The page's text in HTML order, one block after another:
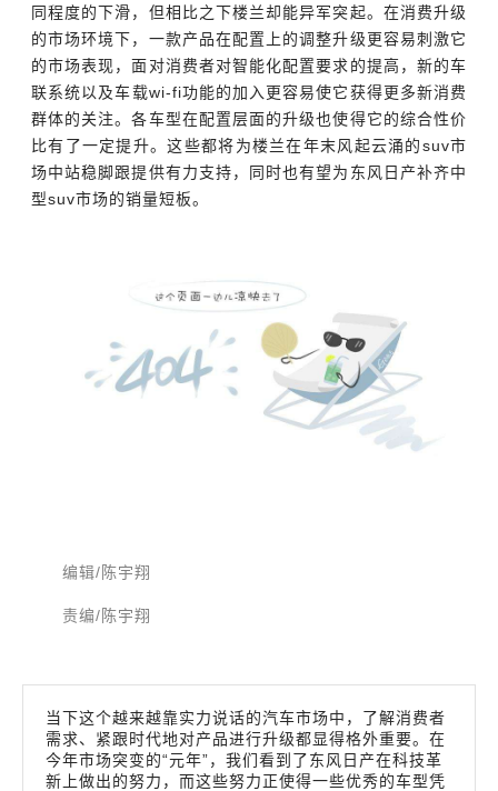
同程度的下滑，但相比之下楼兰却能异军突起。在消费升级
的市场环境下，一款产品在配置上的调整升级更容易刺激它
的市场表现，面对消费者对智能化配置要求的提高，新的车
联系统以及车载wi-fi功能的加入更容易使它获得更多新消费
群体的关注。各车型在配置层面的升级也使得它的综合性价
比有了一定提升。这些都将为楼兰在年末风起云涌的suv市
场中站稳脚跟提供有力支持，同时也有望为东风日产补齐中
型suv市场的销量短板。
编辑/陈宇翔
责编/陈宇翔
当下这个越来越靠实力说话的汽车市场中，了解消费者
需求、紧跟时代地对产品进行升级都显得格外重要。在
今年市场突变的“元年”，我们看到了东风日产在科技革
新上做出的努力，而这些努力正使得一些优秀的车型凭